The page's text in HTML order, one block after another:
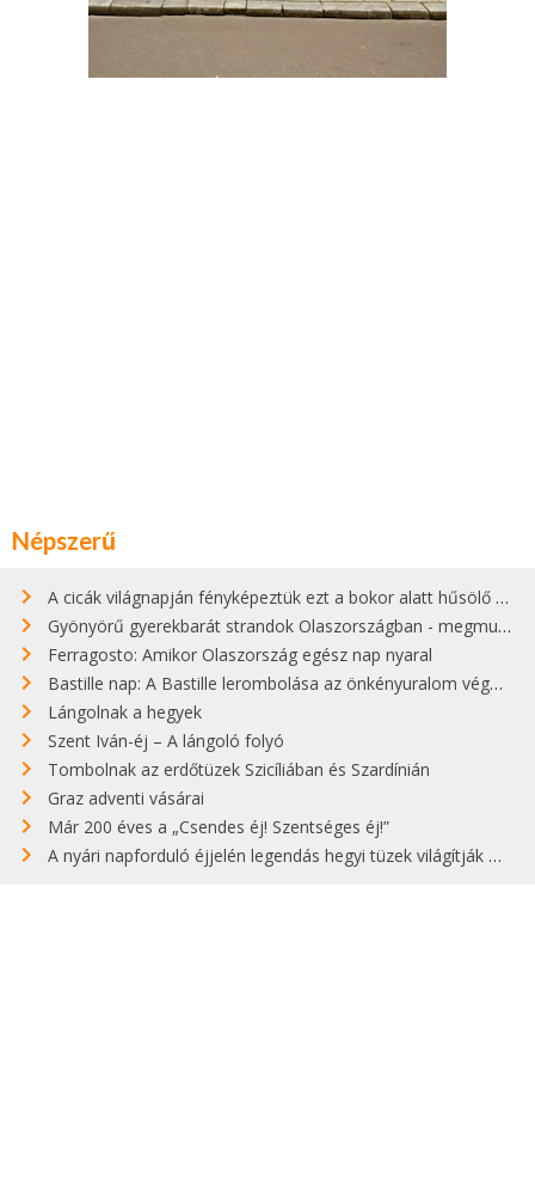
Népszerű
A cicák világnapján fényképeztük ezt a bokor alatt hűsölő cicát Kisorosziban
Gyönyörű gyerekbarát strandok Olaszországban - megmutatjuk a 15 legjobbat
Ferragosto: Amikor Olaszország egész nap nyaral
Bastille nap: A Bastille lerombolása az önkényuralom végét jelentette
Lángolnak a hegyek
Szent Iván-éj – A lángoló folyó
Tombolnak az erdőtüzek Szicíliában és Szardínián
Graz adventi vásárai
Már 200 éves a „Csendes éj! Szentséges éj!”
A nyári napforduló éjjelén legendás hegyi tüzek világítják meg Zugspitzét